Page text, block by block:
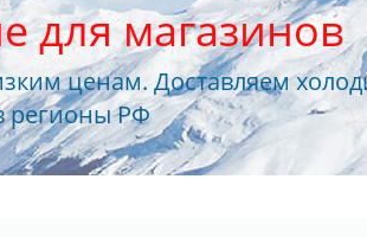
для магазинов
ценам. Доставляем
регионы РФ